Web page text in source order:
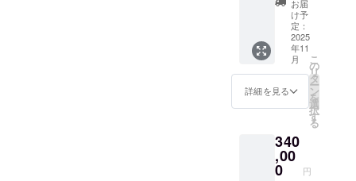
200X1
台
￥24,00
0 販売
予定
価：
￥30,00
0
お届
け予
定：
2025
年11
月
詳細を見る
こ
の
リ
タ
ー
ン
を
選
択
す
る
340
,00
0 円